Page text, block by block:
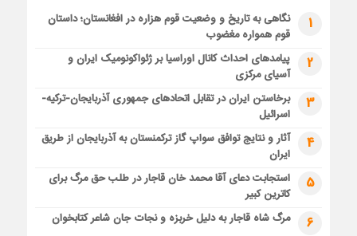
1
نگاهی به تاریخ و وضعیت قوم هزاره در افغانستان؛ داستان
قوم همواره مغضوب
2
پیامدهای احداث کانال اوراسیا بر ژئواکونومیک ایران و
آسیای مرکزی
3
برخاستن ایران در تقابل اتحادهای جمهوری آذربایجان-ترکیه-
اسرائیل
4
آثار و نتایج توافق سواپ گاز ترکمنستان به آذربایجان از طریق
ایران
5
استجابت دعای آقا محمد خان قاجار در طلب حق مرگ برای
کاترین کبیر
6 مرگ شاه قاجار به دلیل خربزه و نجات جان شاعر کتابخوان